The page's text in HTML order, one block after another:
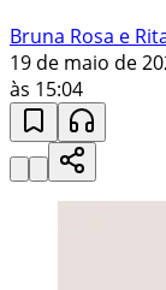
Bruna Rosa e
19 de maio de
às 15:04